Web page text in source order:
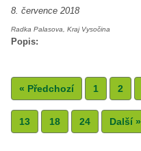
8. července 2018
Radka Palasova, Kraj Vysočina
Popis:
« Předchozí 1 2
13 18 24 Další »